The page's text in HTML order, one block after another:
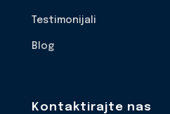
Testimonijali
Blog
Kontaktirajte nas